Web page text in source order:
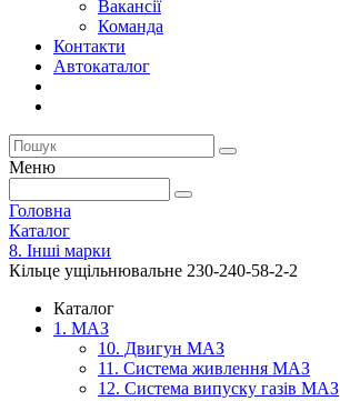
Вакансії
Команда
Контакти
Автокаталог
Меню
Головна
Каталог
8. Інші марки
Кільце ущільнювальне 230-240-58-2-2
Каталог
1. МАЗ
10. Двигун МАЗ
11. Система живлення МАЗ
12. Система випуску газів МАЗ